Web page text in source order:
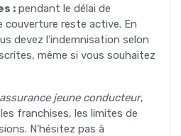
: pendant le délai de
reste active. En
devez l'indemnisation selon
même si vous souhaitez
assurance jeune conducteur,
franchises, les limites de
N'hésitez pas à